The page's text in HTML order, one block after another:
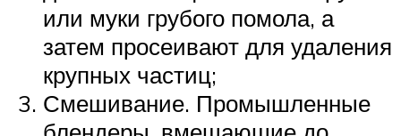
или муки грубого помола, а
затем просеивают для удаления
крупных частиц;
Смешивание. Промышленные